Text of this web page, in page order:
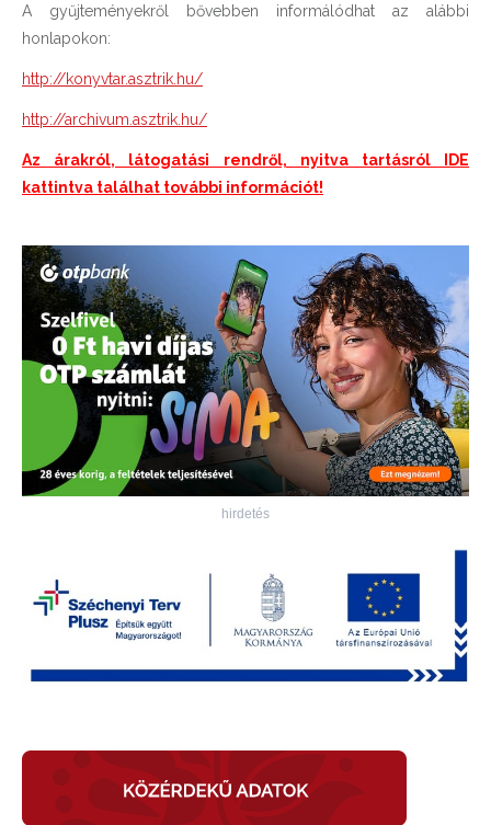
A gyűjteményekről bővebben informálódhat az alábbi
honlapokon:
http://konyvtar.asztrik.hu/
http://archivum.asztrik.hu/
Az árakról, látogatási rendről, nyitva tartásról IDE
kattintva találhat további információt!
hirdetés